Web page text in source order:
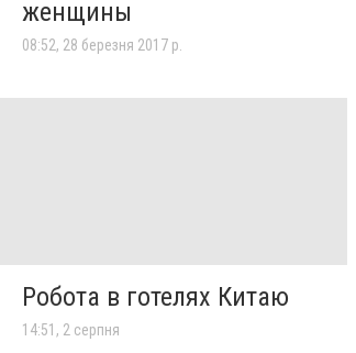
женщины
08:52, 28 березня 2017 р.
Робота в готелях Китаю
14:51, 2 серпня